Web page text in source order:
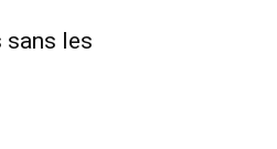
sans les